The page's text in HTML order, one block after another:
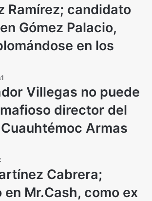
Ramírez; candidato
Gómez Palacio,
en los
Villegas no puede
director del
Cuauhtémoc Armas
Cabrera;
Mr.Cash, como ex